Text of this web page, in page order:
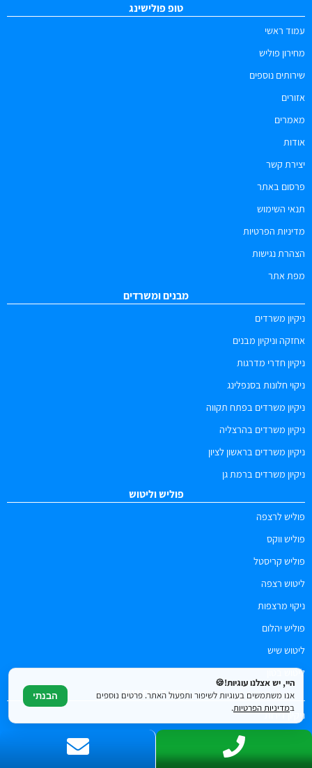
טופ פולישינג
עמוד ראשי
מחירון פוליש
שירותים נוספים
אזורים
מאמרים
אודות
יצירת קשר
פרסום באתר
תנאי השימוש
מדיניות הפרטיות
הצהרת נגישות
מפת אתר
מבנים ומשרדים
ניקיון משרדים
אחזקה וניקיון מבנים
ניקיון חדרי מדרגות
ניקוי חלונות בסנפלינג
ניקיון משרדים בפתח תקווה
ניקיון משרדים בהרצליה
ניקיון משרדים בראשון לציון
ניקיון משרדים ברמת גן
פוליש וליטוש
פוליש לרצפה
פוליש ווקס
פוליש קריסטל
ליטוש רצפה
ניקוי מרצפות
פוליש יהלום
ליטוש שיש
ליטוש בטון
ניקיון דירות ועוד
ניקיון דירות
ניקיון לאחר שיפוץ
היי, יש אצלנו עוגיות!🍪
אנו משתמשים בעוגיות לשיפור ותפעול האתר. פרטים נוספים
במדיניות הפרטיות.
הבנתי